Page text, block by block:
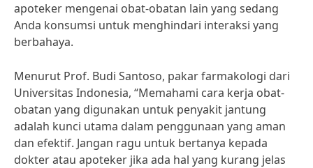
apoteker mengenai obat-obatan lain yang sedang
Anda konsumsi untuk menghindari interaksi yang
berbahaya.
Menurut Prof. Budi Santoso, pakar farmakologi dari
Universitas Indonesia, “Memahami cara kerja obat-
obatan yang digunakan untuk penyakit jantung
adalah kunci utama dalam penggunaan yang aman
dan efektif. Jangan ragu untuk bertanya kepada
dokter atau apoteker jika ada hal yang kurang jelas